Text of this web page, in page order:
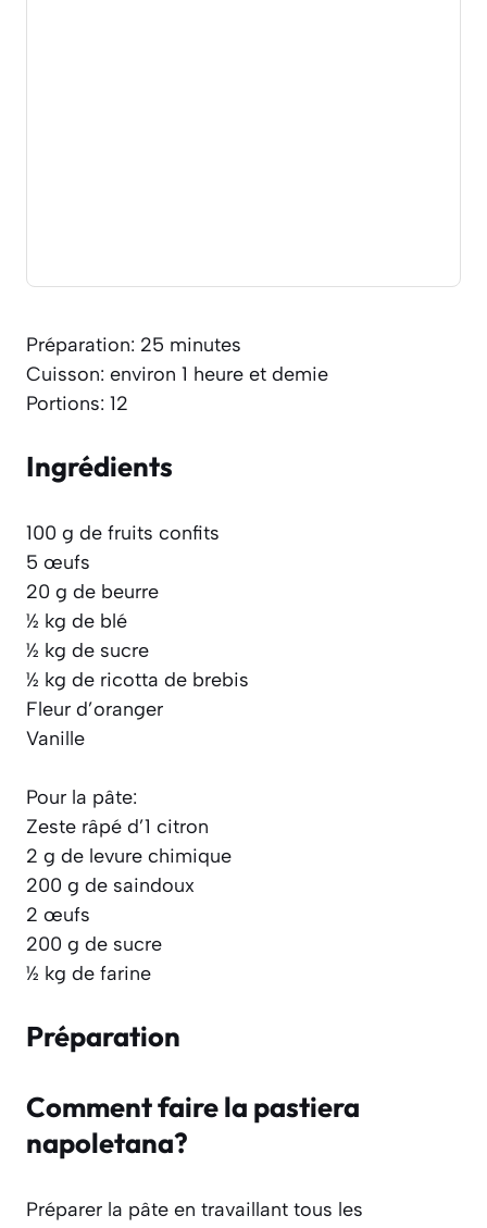
Préparation: 25 minutes
Cuisson: environ 1 heure et demie
Portions: 12
Ingrédients
100 g de fruits confits
5 œufs
20 g de beurre
½ kg de blé
½ kg de sucre
½ kg de ricotta de brebis
Fleur d’oranger
Vanille
Pour la pâte:
Zeste râpé d’1 citron
2 g de levure chimique
200 g de saindoux
2 œufs
200 g de sucre
½ kg de farine
Préparation
Comment faire la pastiera
napoletana?
Préparer la pâte en travaillant tous les